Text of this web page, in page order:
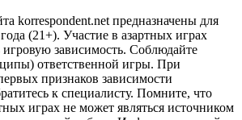
korrespondent.net предназначены для
(21+). Участие в азартных играх
зависимость. Соблюдайте
ответственной игры. При
признаков зависимости
к специалисту. Помните, что
играх не может являться источником